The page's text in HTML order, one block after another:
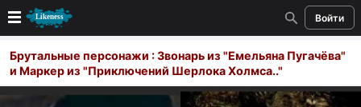
Войти
Новые
Лучшие
Брутальные персонажи : Звонарь из "Емельяна Пугачёва"
и Маркер из "Приключений Шерлока Холмса.."